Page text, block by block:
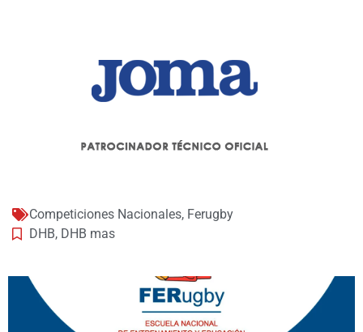
Competiciones Nacionales, Ferugby
DHB, DHB mas